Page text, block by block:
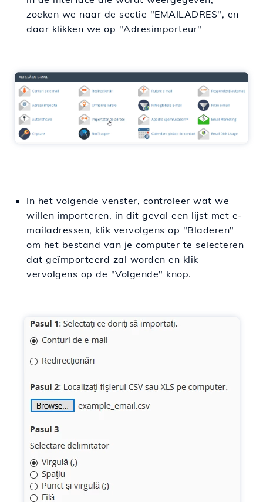
zoeken we naar de sectie "EMAILADRES", en
daar klikken we op "Adresimporteur"
In het volgende venster, controleer wat we
willen importeren, in dit geval een lijst met e-
mailadressen, klik vervolgens op "Bladeren"
om het bestand van je computer te selecteren
dat geïmporteerd zal worden en klik
vervolgens op de "Volgende" knop.